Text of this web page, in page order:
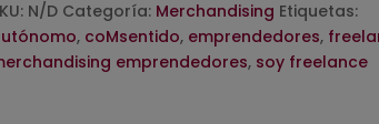
N/D Categoría: Merchandising Etiquetas:
, coMsentido, emprendedores,
emprendedores, soy freelance